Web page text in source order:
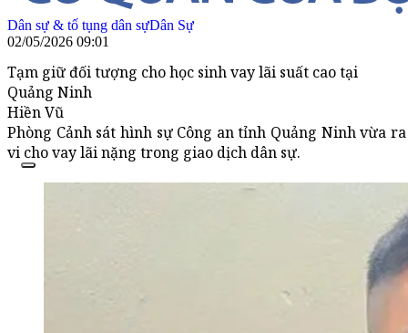
Dân sự & tố tụng dân sựDân Sự
02/05/2026 09:01
Tạm giữ đối tượng cho học sinh vay lãi suất cao tại
Quảng Ninh
Hiền Vũ
Phòng Cảnh sát hình sự Công an tỉnh Quảng Ninh vừa
vi cho vay lãi nặng trong giao dịch dân sự.